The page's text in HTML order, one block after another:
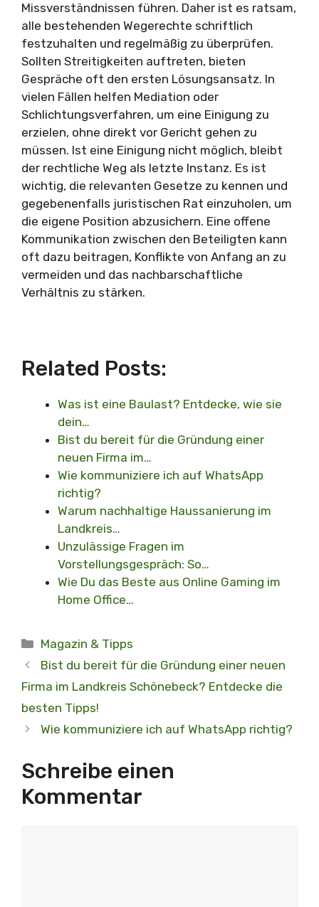
Missverständnissen führen. Daher ist es ratsam,
alle bestehenden Wegerechte schriftlich
festzuhalten und regelmäßig zu überprüfen.
Sollten Streitigkeiten auftreten, bieten
Gespräche oft den ersten Lösungsansatz. In
vielen Fällen helfen Mediation oder
Schlichtungsverfahren, um eine Einigung zu
erzielen, ohne direkt vor Gericht gehen zu
müssen. Ist eine Einigung nicht möglich, bleibt
der rechtliche Weg als letzte Instanz. Es ist
wichtig, die relevanten Gesetze zu kennen und
gegebenenfalls juristischen Rat einzuholen, um
die eigene Position abzusichern. Eine offene
Kommunikation zwischen den Beteiligten kann
oft dazu beitragen, Konflikte von Anfang an zu
vermeiden und das nachbarschaftliche
Verhältnis zu stärken.
Related Posts:
Was ist eine Baulast? Entdecke, wie sie
dein…
Bist du bereit für die Gründung einer
neuen Firma im…
Wie kommuniziere ich auf WhatsApp
richtig?
Warum nachhaltige Haussanierung im
Landkreis…
Unzulässige Fragen im
Vorstellungsgespräch: So…
Wie Du das Beste aus Online Gaming im
Home Office…
Kategorien
Magazin & Tipps
Bist du bereit für die Gründung einer neuen
Firma im Landkreis Schönebeck? Entdecke die
besten Tipps!
Wie kommuniziere ich auf WhatsApp richtig?
Schreibe einen
Kommentar